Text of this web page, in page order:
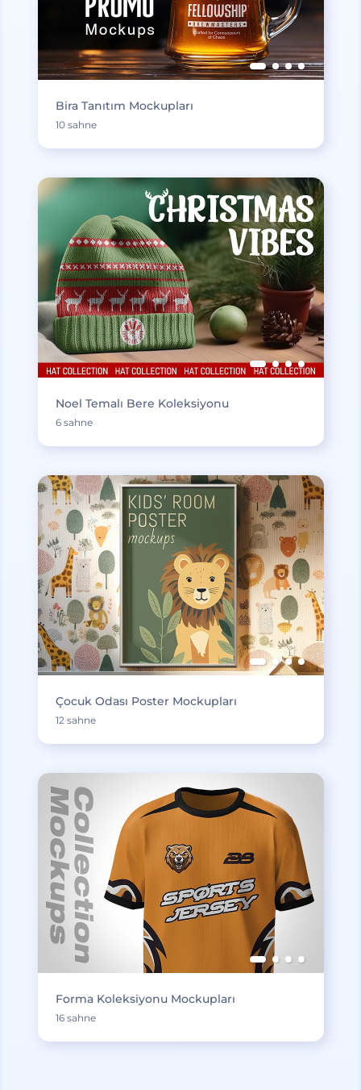
Bira Tanıtım Mockupları
10 sahne
Noel Temalı Bere Koleksiyonu
6 sahne
Çocuk Odası Poster Mockupları
12 sahne
Forma Koleksiyonu Mockupları
16 sahne